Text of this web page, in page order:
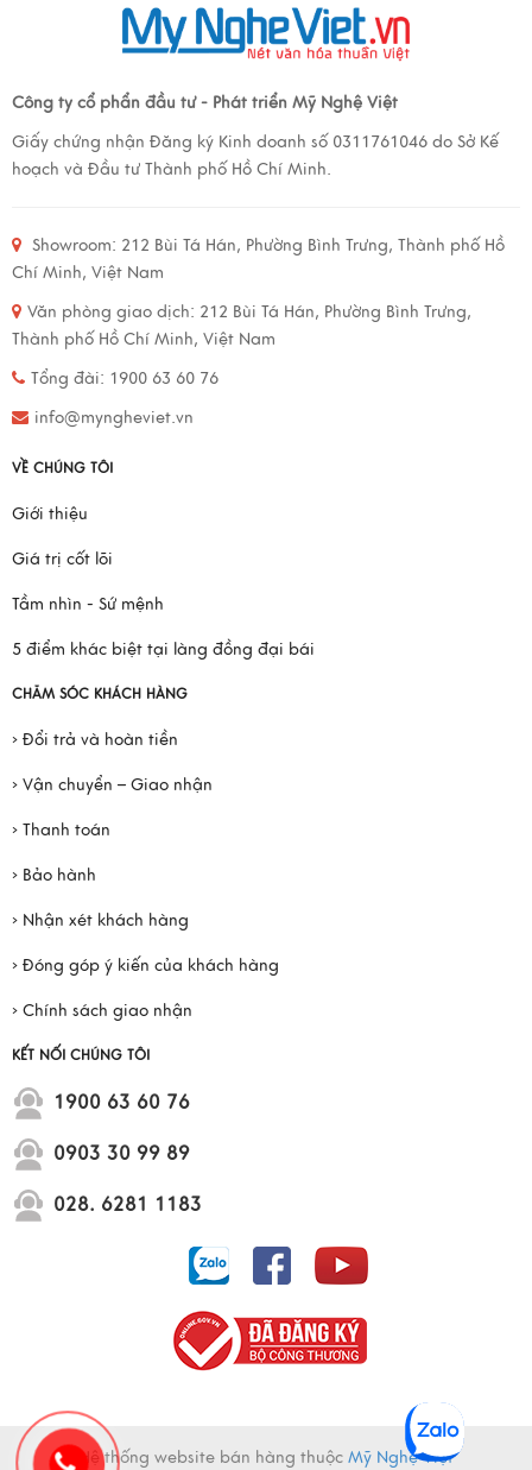
Công ty cổ phẩn đầu tư - Phát triển Mỹ Nghệ Việt
Giấy chứng nhận Đăng ký Kinh doanh số 0311761046 do Sở Kế
hoạch và Đầu tư Thành phố Hồ Chí Minh.
Showroom: 212 Bùi Tá Hán, Phường Bình Trưng, Thành phố Hồ
Chí Minh, Việt Nam
Văn phòng giao dịch: 212 Bùi Tá Hán, Phường Bình Trưng,
Thành phố Hồ Chí Minh, Việt Nam
Tổng đài: 1900 63 60 76
info@myngheviet.vn
VỀ CHÚNG TÔI
Giới thiệu
Giá trị cốt lõi
Tầm nhìn - Sứ mệnh
5 điểm khác biệt tại làng đồng đại bái
CHĂM SÓC KHÁCH HÀNG
› Đổi trả và hoàn tiền
› Vận chuyển – Giao nhận
› Thanh toán
› Bảo hành
› Nhận xét khách hàng
› Đóng góp ý kiến của khách hàng
› Chính sách giao nhận
KẾT NỐI CHÚNG TÔI
1900 63 60 76
0903 30 99 89
028. 6281 1183
Hệ thống website bán hàng thuộc Mỹ Nghệ Việt